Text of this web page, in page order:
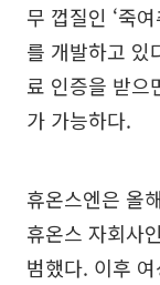
무 껍질인 ‘죽
를 개발하고 있
료 인증을 받으
가 가능하다.
휴온스엔은 올
휴온스 자회사
범했다. 이후